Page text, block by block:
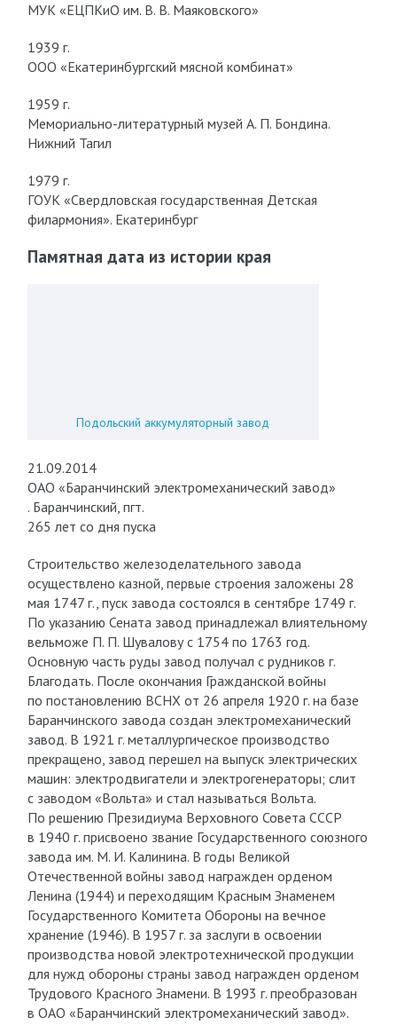
МУК «ЕЦПКиО им. В. В. Маяковского»
1939 г.
ООО «Екатеринбургский мясной комбинат»
1959 г.
Мемориально-литературный музей А. П. Бондина.
Нижний Тагил
1979 г.
ГОУК «Свердловская государственная Детская
филармония». Екатеринбург
Памятная дата из истории края
Подольский аккумуляторный завод
21.09.2014
ОАО «Баранчинский электромеханический завод»
. Баранчинский, пгт.
265 лет со дня пуска
Строительство железоделательного завода
осуществлено казной, первые строения заложены 28
мая 1747 г., пуск завода состоялся в сентябре 1749 г.
По указанию Сената завод принадлежал влиятельному
вельможе П. П. Шувалову с 1754 по 1763 год.
Основную часть руды завод получал с рудников г.
Благодать. После окончания Гражданской войны
по постановлению ВСНХ от 26 апреля 1920 г. на базе
Баранчинского завода создан электромеханический
завод. В 1921 г. металлургическое производство
прекращено, завод перешел на выпуск электрических
машин: электродвигатели и электрогенераторы; слит
с заводом «Вольта» и стал называться Вольта.
По решению Президиума Верховного Совета СССР
в 1940 г. присвоено звание Государственного союзного
завода им. М. И. Калинина. В годы Великой
Отечественной войны завод награжден орденом
Ленина (1944) и переходящим Красным Знаменем
Государственного Комитета Обороны на вечное
хранение (1946). В 1957 г. за заслуги в освоении
производства новой электротехнической продукции
для нужд обороны страны завод награжден орденом
Трудового Красного Знамени. В 1993 г. преобразован
в ОАО «Баранчинский электромеханический завод».